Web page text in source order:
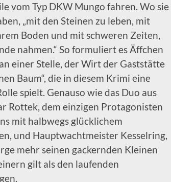
vom Typ DKW Mungo fahren. Wo sie
„mit den Steinen zu leben, mit
Boden und mit schweren Zeiten,
nahmen.“ So formuliert es Äffchen
einer Stelle, der Wirt der Gaststätte
Baum“, die in diesem Krimi eine
spielt. Genauso wie das Duo aus
Rottek, dem einzigen Protagonisten
mit halbwegs glücklichem
und Hauptwachtmeister Kesselring,
mehr seinen gackernden Kleinen
gilt als den laufenden